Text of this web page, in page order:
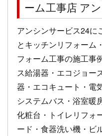
ーム工事店 ア
アンシンサービス24に
とキッチンリフォーム
フォーム工事の施工事
ス給湯器・エコジョー
器・エコキュート・電
システムバス・浴室暖
化粧台・トイレリフォ
ード・食器洗い機・ビ